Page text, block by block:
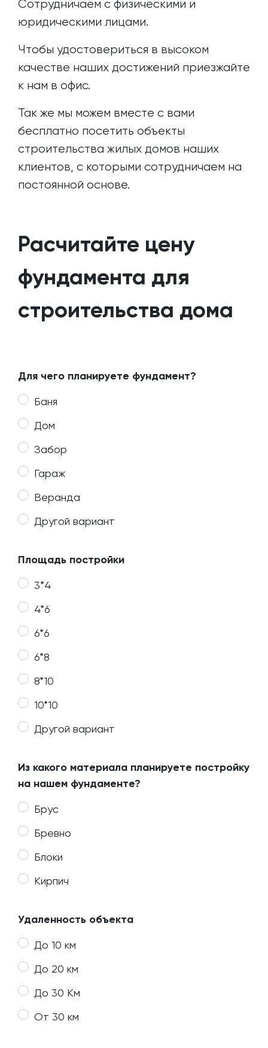
Сотрудничаем с физическими и
юридическими лицами.
Чтобы удостовериться в высоком
качестве наших достижений приезжайте
к нам в офис.
Так же мы можем вместе с вами
бесплатно посетить объекты
строительства жилых домов наших
клиентов, с которыми сотрудничаем на
постоянной основе.
Расчитайте цену
фундамента для
строительства дома
Для чего планируете фундамент?
Баня
Дом
Забор
Гараж
Веранда
Другой вариант
Площадь постройки
3*4
4*6
6*6
6*8
8*10
10*10
Другой вариант
Из какого материала планируете постройку
на нашем фундаменте?
Брус
Бревно
Блоки
Кирпич
Удаленность объекта
До 10 км
До 20 км
До 30 Км
От 30 км